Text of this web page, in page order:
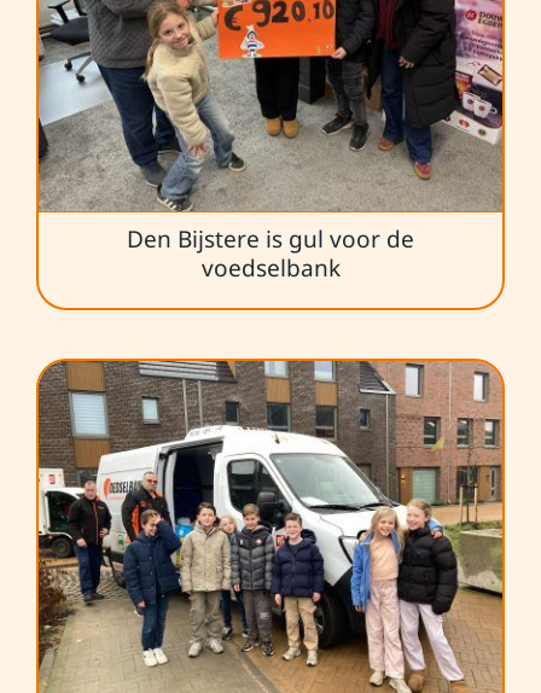
Den Bijstere is gul voor de
voedselbank